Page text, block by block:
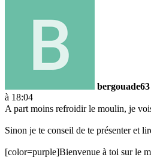
bergouade63
à 18:04
A part moins refroidir le moulin, je
Sinon je te conseil de te présenter et
[color=purple]Bienvenue à toi sur le